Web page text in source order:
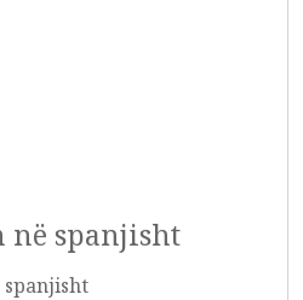
spanjisht
spanjisht